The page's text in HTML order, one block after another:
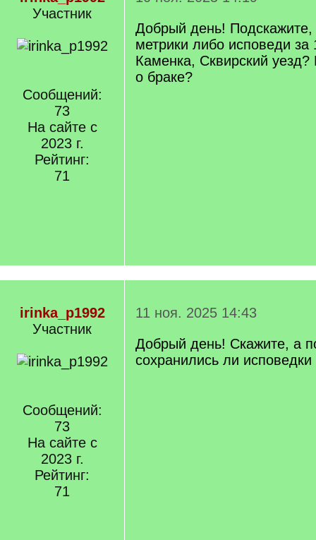
Участник
Сообщений:
73
На сайте с
2023 г.
Рейтинг:
71
Добрый день! Подскажите,
метрики либо исповеди за
Каменка, Сквирский
о браке?
irinka_p1992
Участник
Сообщений:
73
На сайте с
2023 г.
Рейтинг:
71
11 ноя. 2025 14:43
Добрый день! Скажите, а
сохранились ли